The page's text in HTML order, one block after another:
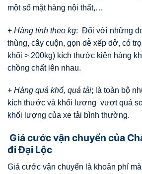
một số mặt hàng nội thất,…
+ Hàng tính theo kg: Đối với những
thùng, cây cuộn, gọn dễ xếp dở, có
khối > 200kg) kích thước kiện hàng
chồng chất lên nhau.
+ Hàng quá khổ, quá tải; là toàn bộ
kích thước và khối lượng vượt quá
khối lượng của xe tải bình thường.
Giá cước vận chuyển của
đi Đại Lộc
Giá cước vận chuyển là khoản phí